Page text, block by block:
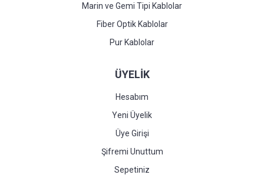
Marin ve Gemi Tipi Kablolar
Fiber Optik Kablolar
Pur Kablolar
ÜYELİK
Hesabım
Yeni Üyelik
Üye Girişi
Şifremi Unuttum
Sepetiniz